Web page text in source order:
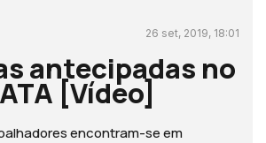
26 set, 2019, 18:01
antecipadas no
[Vídeo]
encontram-se em